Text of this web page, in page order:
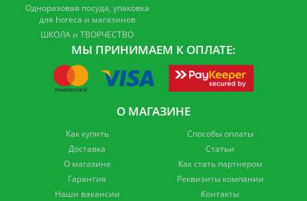
Одноразовая посуда, упаковка
для horeca и магазинов
ШКОЛА и ТВОРЧЕСТВО
МЫ ПРИНИМАЕМ К ОПЛАТЕ:
О МАГАЗИНЕ
Как купить
Доставка
О магазине
Гарантия
Наши вакансии
Способы оплаты
Статьи
Как стать партнером
Реквизиты компании
Контакты